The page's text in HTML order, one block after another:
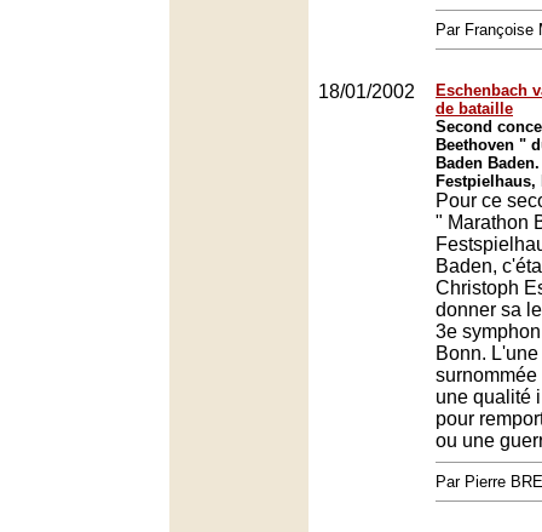
Par Françoise
18/01/2002
Eschenbach
de bataille
Second
Beethoven "
Baden Baden.
Festpielhaus,
Pour ce
" Marathon
Baden,
Christoph
donner sa
3e
Bonn.
une qualité
pour
ou une
Par Pierre